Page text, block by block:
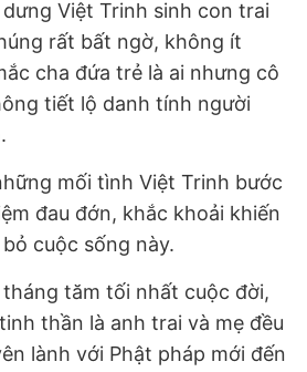
Việt Trinh sinh con trai
rất bất ngờ, không ít
cha đứa trẻ là ai nhưng cô
tiết lộ danh tính người
mối tình Việt Trinh bước
đau đớn, khắc khoải khiến
cuộc sống này.
tăm tối nhất cuộc đời,
thần là anh trai và mẹ đều
lành với Phật pháp mới đến